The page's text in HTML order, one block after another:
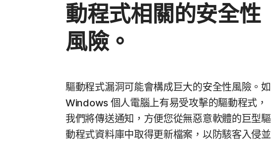
動程式相關的安全性
風險。
驅動程式漏洞可能會構成巨大的安全性風險。如
Windows 個人電腦上有易受攻擊的驅動程式，
我們將傳送通知，方便您從無惡意軟體的巨型驅
動程式資料庫中取得更新檔案，以防駭客入侵並